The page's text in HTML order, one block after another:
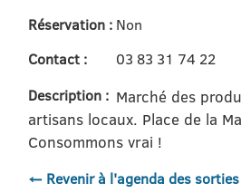
Réservation : Non
Contact :
03 83 31 74 22
Description : Marché des
artisans locaux. Place de la
Consommons vrai !
← Revenir à l'agenda des sorties